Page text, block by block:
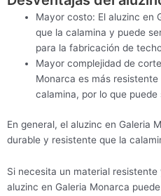
Mayor costo: El aluzinc en
que la calamina y puede
para la fabricación de
Mayor complejidad de
Monarca es más
calamina, por lo que
En general, el aluzinc en Galeria
durable y resistente que la
Si necesita un material
aluzinc en Galeria Monarca